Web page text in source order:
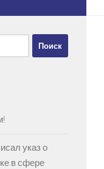
указ о
в сфере